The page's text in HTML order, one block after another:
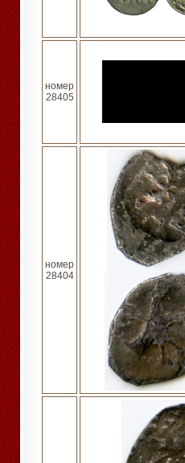
номер
28405
номер
28404